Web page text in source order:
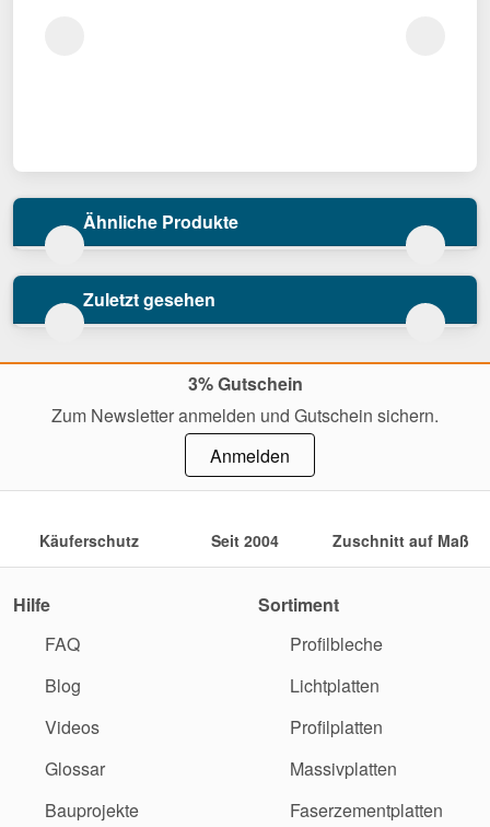
Ähnliche Produkte
Zuletzt gesehen
3% Gutschein
Zum Newsletter anmelden und Gutschein sichern.
Anmelden
Käuferschutz Seit 2004 Zuschnitt auf Maß
Hilfe
FAQ
Blog
Videos
Glossar
Bauprojekte
Sortiment
Profilbleche
Lichtplatten
Profilplatten
Massivplatten
Faserzementplatten